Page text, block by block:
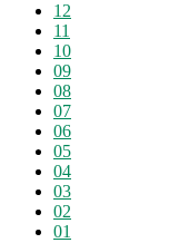
12
11
10
09
08
07
06
05
04
03
02
01